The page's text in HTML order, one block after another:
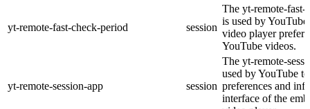
yt-remote-fast-check-period session
The yt-remote-
is used by
video player
YouTube videos.
yt-remote-session-app session
The yt-remote-
used by YouTube
preferences and
interface of the